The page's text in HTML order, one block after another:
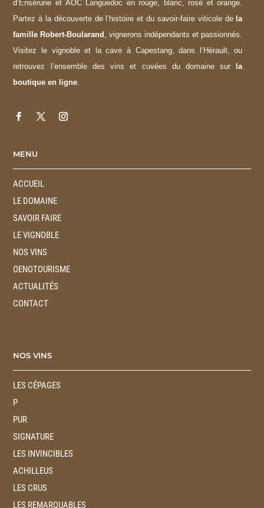
d’Ensérune et AOC Languedoc en rouge, blanc, rosé et orange.
Partez à la découverte de l’histoire et du savoir-faire viticole dela
famille Robert-Boularand , vignerons indépendants et passionnés.
Visitez le vignoble et la cave à Capestang, dans l’Hérault, ou
retrouvez l’ensemble des vins et cuvées du domaine sur
la
boutique en ligne.
MENU
ACCUEIL
LE DOMAINE
SAVOIR FAIRE
LE VIGNOBLE
NOS VINS
OENOTOURISME
ACTUALITÉS
CONTACT
NOS VINS
LES CÉPAGES
P
PUR
SIGNATURE
LES INVINCIBLES
ACHILLEUS
LES CRUS
LES REMARQUABLES